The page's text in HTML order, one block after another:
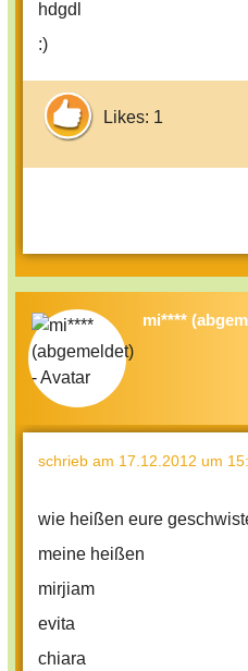
hdgdl
:)
Likes: 1
mi****
schrieb am 17.12.2012 um
wie heißen eure
meine heißen
mirjiam
evita
chiara